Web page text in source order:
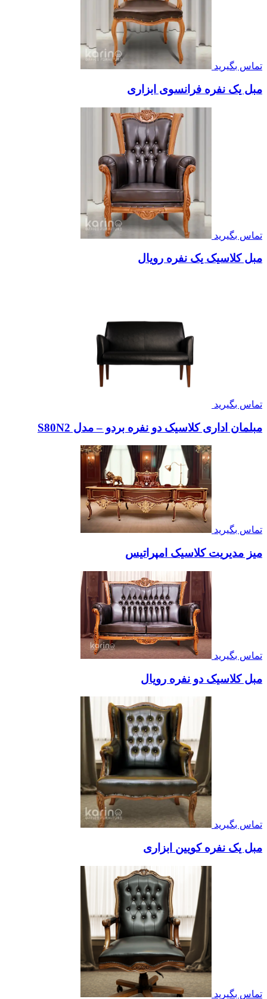
تماس بگیرید
مبل یک نفره فرانسوی ابزاری
تماس بگیرید
مبل کلاسیک یک نفره رویال
تماس بگیرید
مبلمان اداری کلاسیک دو نفره بردو – مدل S80N2
تماس بگیرید
میز مدیریت کلاسیک امپراتیس
تماس بگیرید
مبل کلاسیک دو نفره رویال
تماس بگیرید
مبل یک نفره کویین ابزاری
تماس بگیرید